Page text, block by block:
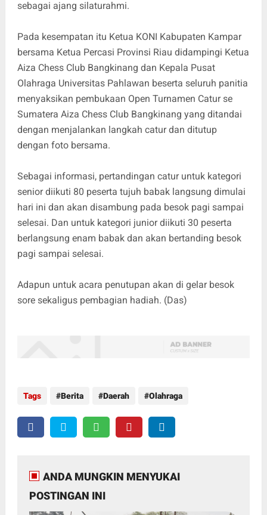
sebagai ajang silaturahmi.
Pada kesempatan itu Ketua KONI Kabupaten Kampar
bersama Ketua Percasi Provinsi Riau didampingi Ketua
Aiza Chess Club Bangkinang dan Kepala Pusat
Olahraga Universitas Pahlawan beserta seluruh panitia
menyaksikan pembukaan Open Turnamen Catur se
Sumatera Aiza Chess Club Bangkinang yang ditandai
dengan menjalankan langkah catur dan ditutup
dengan foto bersama.
Sebagai informasi, pertandingan catur untuk kategori
senior diikuti 80 peserta tujuh babak langsung dimulai
hari ini dan akan disambung pada besok pagi sampai
selesai. Dan untuk kategori junior diikuti 30 peserta
berlangsung enam babak dan akan bertanding besok
pagi sampai selesai.
Adapun untuk acara penutupan akan di gelar besok
sore sekaligus pembagian hadiah. (Das)
Tags Berita Daerah Olahraga
ANDA MUNGKIN MENYUKAI
POSTINGAN INI